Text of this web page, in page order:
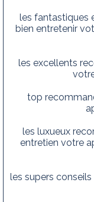
les fantastiques
bien entretenir
les excellents
top
les luxueux
entretien votre
les supers